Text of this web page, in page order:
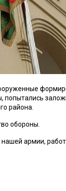
попытались
района.
обороны.
армии,